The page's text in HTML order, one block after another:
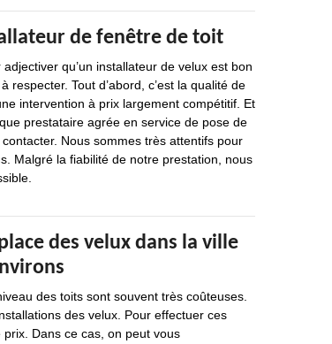
de fenêtre de toit
qu’un installateur de velux est bon
respecter. Tout d’abord, c’est la qualité de
intervention à prix largement compétitif. Et
prestataire agrée en service de pose de
Nous sommes très attentifs pour
Malgré la fiabilité de notre prestation, nous
des velux dans la ville
des toits sont souvent très coûteuses.
des velux. Pour effectuer ces
Dans ce cas, on peut vous